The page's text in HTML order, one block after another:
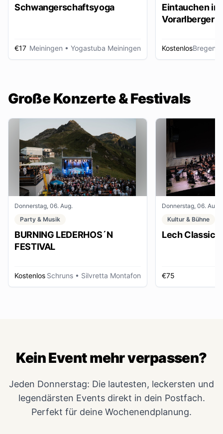
Schwangerschaftsyoga
€17 Meiningen • Yogastuba Meiningen
Eintauchen in
Vorarlberger
KostenlosBregenz
Große Konzerte & Festivals
Donnerstag, 06. Aug.
Party & Musik
BURNING LEDERHOS´N
FESTIVAL
Kostenlos Schruns • Silvretta Montafon
Donnerstag, 06. Aug.
Kultur & Bühne
Lech Classic
€75
Kein Event mehr verpassen?
Jeden Donnerstag: Die lautesten, leckersten und
legendärsten Events direkt in dein Postfach.
Perfekt für deine Wochenendplanung.